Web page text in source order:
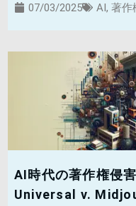
07/03/2025 AI, 著作
AI時代の著作権侵
Universal v.